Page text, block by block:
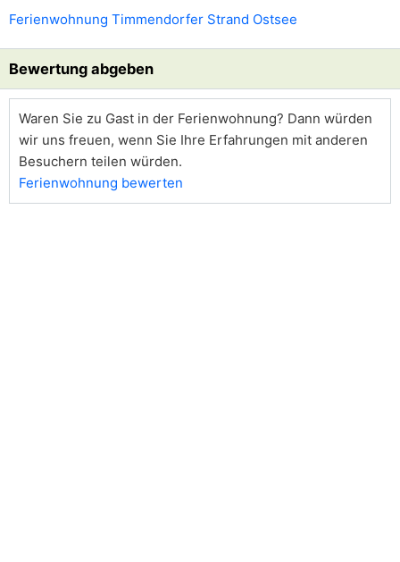
Ferienwohnung Timmendorfer Strand Ostsee
Bewertung abgeben
Waren Sie zu Gast in der Ferienwohnung? Dann würden
wir uns freuen, wenn Sie Ihre Erfahrungen mit anderen
Besuchern teilen würden.
Ferienwohnung bewerten